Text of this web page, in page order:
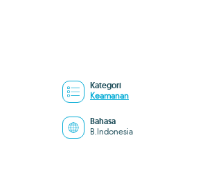
Kategori
Keamanan
Bahasa
B.Indonesia